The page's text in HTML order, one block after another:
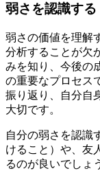
弱さを認識す
弱さの価値を理解
分析することが欠
みを知り、今後の
の重要なプロセス
振り返り、自分自
大切です。
自分の弱さを認識
けること）や、友
るのが良いでしょ